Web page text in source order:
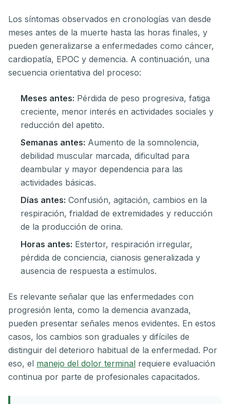
Los síntomas observados en cronologías van desde
meses antes de la muerte hasta las horas finales, y
pueden generalizarse a enfermedades como cáncer,
cardiopatía, EPOC y demencia. A continuación, una
secuencia orientativa del proceso:
Meses antes: Pérdida de peso progresiva, fatiga
creciente, menor interés en actividades sociales y
reducción del apetito.
Semanas antes: Aumento de la somnolencia,
debilidad muscular marcada, dificultad para
deambular y mayor dependencia para las
actividades básicas.
Días antes: Confusión, agitación, cambios en la
respiración, frialdad de extremidades y reducción
de la producción de orina.
Horas antes: Estertor, respiración irregular,
pérdida de conciencia, cianosis generalizada y
ausencia de respuesta a estímulos.
Es relevante señalar que las enfermedades con
progresión lenta, como la demencia avanzada,
pueden presentar señales menos evidentes. En estos
casos, los cambios son graduales y difíciles de
distinguir del deterioro habitual de la enfermedad. Por
eso, el manejo del dolor terminal requiere evaluación
continua por parte de profesionales capacitados.